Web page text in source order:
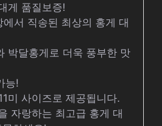
게 품질보증!
서 직송된 최상의 홍게 대
박달홍게로 더욱 풍부한 맛
능!
미 사이즈로 제공됩니다.
자랑하는 최고급 홍게 대